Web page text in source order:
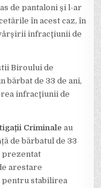
de pantaloni și l-ar
în acest caz, în
infracţiunii de
Biroului de
bărbat de 33 de ani,
infracţiunii de
Criminale au
de bărbatul de 33
prezentat
arestare
pentru stabilirea